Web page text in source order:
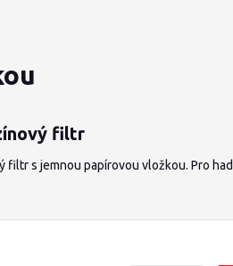
filtr
filtr s jemnou papírovou vložkou. Pro